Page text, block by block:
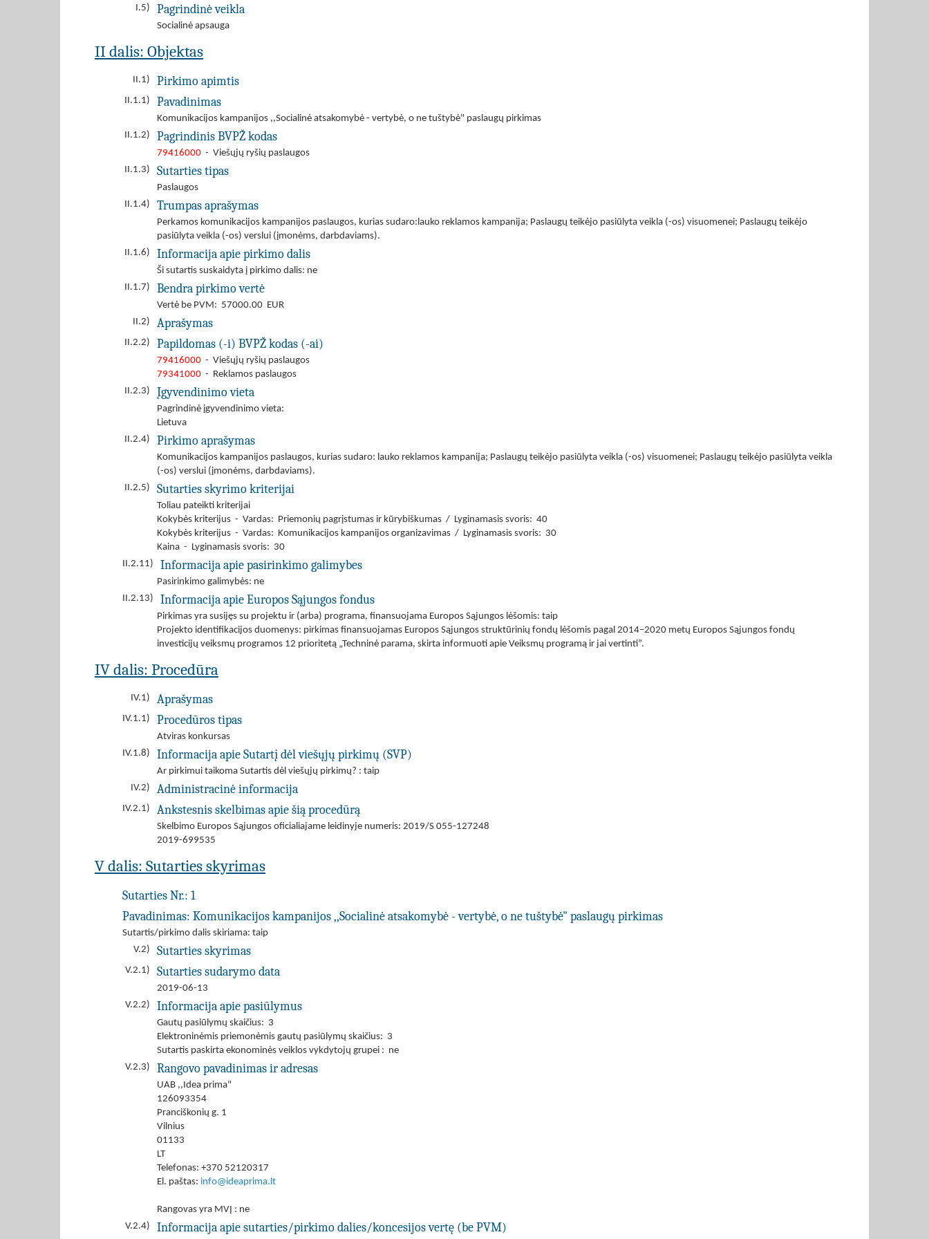
I.5)
Pagrindinė veikla
Socialinė apsauga
II dalis: Objektas
II.1) Pirkimo apimtis
II.1.1) Pavadinimas
Komunikacijos kampanijos ,,Socialinė atsakomybė - vertybė, o ne tuštybė" paslaugų pirkimas
II.1.2)
Pagrindinis BVPŽ kodas
79416000 - Viešųjų ryšių paslaugos
II.1.3)
Sutarties tipas
Paslaugos
II.1.4)
Trumpas aprašymas
Perkamos komunikacijos kampanijos paslaugos, kurias sudaro:lauko reklamos kampanija; Paslaugų teikėjo pasiūlyta veikla (-os) visuomenei; Paslaugų teikėjo
pasiūlyta veikla (-os) verslui (įmonėms, darbdaviams).
II.1.6)
Informacija apie pirkimo dalis
Ši sutartis suskaidyta į pirkimo dalis: ne
II.1.7)
Bendra pirkimo vertė
Vertė be PVM: 57000.00 EUR
II.2)
Aprašymas
II.2.2) Papildomas (-i) BVPŽ kodas (-ai)
79416000 - Viešųjų ryšių paslaugos
79341000 - Reklamos paslaugos
II.2.3)
Įgyvendinimo vieta
Pagrindinė įgyvendinimo vieta:
Lietuva
II.2.4)
Pirkimo aprašymas
Komunikacijos kampanijos paslaugos, kurias sudaro: lauko reklamos kampanija; Paslaugų teikėjo pasiūlyta veikla (-os) visuomenei; Paslaugų teikėjo pasiūlyta veikla
(-os) verslui (įmonėms, darbdaviams).
II.2.5)
Sutarties skyrimo kriterijai
Toliau pateikti kriterijai
Kokybės kriterijus - Vardas: Priemonių pagrįstumas ir kūrybiškumas / Lyginamasis svoris: 40
Kokybės kriterijus - Vardas: Komunikacijos kampanijos organizavimas / Lyginamasis svoris: 30
Kaina - Lyginamasis svoris: 30
II.2.11)
Informacija apie pasirinkimo galimybes
Pasirinkimo galimybės: ne
II.2.13)
Informacija apie Europos Sąjungos fondus
Pirkimas yra susijęs su projektu ir (arba) programa, finansuojama Europos Sąjungos lėšomis: taip
Projekto identifikacijos duomenys: pirkimas finansuojamas Europos Sąjungos struktūrinių fondų lėšomis pagal 2014–2020 metų Europos Sąjungos fondų
investicijų veiksmų programos 12 prioritetą „Techninė parama, skirta informuoti apie Veiksmų programą ir jai vertinti“.
IV dalis: Procedūra
IV.1) Aprašymas
IV.1.1) Procedūros tipas
Atviras konkursas
IV.1.8)
Informacija apie Sutartį dėl viešųjų pirkimų (SVP)
Ar pirkimui taikoma Sutartis dėl viešųjų pirkimų? : taip
IV.2)
Administracinė informacija
IV.2.1) Ankstesnis skelbimas apie šią procedūrą
Skelbimo Europos Sąjungos oficialiajame leidinyje numeris: 2019/S 055-127248
2019-699535
V dalis: Sutarties skyrimas
Sutarties Nr.: 1
Pavadinimas: Komunikacijos kampanijos ,,Socialinė atsakomybė - vertybė, o ne tuštybė" paslaugų pirkimas
Sutartis/pirkimo dalis skiriama: taip
V.2)
Sutarties skyrimas
V.2.1) Sutarties sudarymo data
2019-06-13
V.2.2)
Informacija apie pasiūlymus
Gautų pasiūlymų skaičius: 3
Elektroninėmis priemonėmis gautų pasiūlymų skaičius: 3
Sutartis paskirta ekonominės veiklos vykdytojų grupei : ne
V.2.3)
Rangovo pavadinimas ir adresas
UAB ,,Idea prima"
126093354
Pranciškonių g. 1
Vilnius
01133
LT
Telefonas: +370 52120317
El. paštas: info@ideaprima.lt
Rangovas yra MVĮ : ne
V.2.4)
Informacija apie sutarties/pirkimo dalies/koncesijos vertę (be PVM)